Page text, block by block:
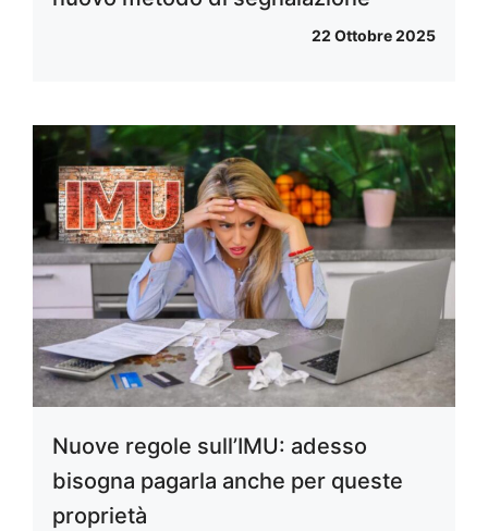
22 Ottobre 2025
Nuove regole sull’IMU: adesso
bisogna pagarla anche per queste
proprietà